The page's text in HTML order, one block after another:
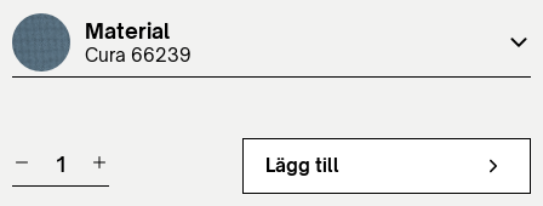
Material
Cura 66239
Lägg till